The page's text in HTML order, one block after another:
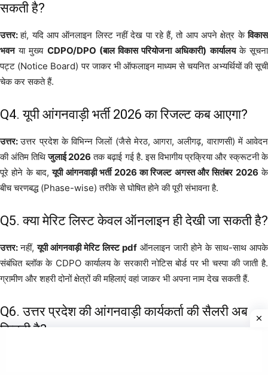
सकती है?
उत्तर:हां, यदि आप ऑनलाइन लिस्ट नहीं देख पा रहे हैं, तो आप अपने क्षेत्र केविकास
भवनया मुख्य CDPO/DPO (बाल विकास परियोजना अधिकारी) कार्यालयके सूचना
पट्ट (Notice Board) पर जाकर भी ऑफलाइन माध्यम से चयनित अभ्यर्थियों की सूची
चेक कर सकते हैं.
Q4. यूपी आंगनवाड़ी भर्ती 2026 का रिजल्ट कब आएगा?
उत्तर:उत्तर प्रदेश के विभिन्न जिलों (जैसे मेरठ, आगरा, अलीगढ़, वाराणसी) में आवेदन
की अंतिम तिथिजुलाई 2026 तक बढ़ाई गई है. इस विभागीय प्रक्रिया और स्क्रूटनी के
पूरे होने के बाद,यूपी आंगनवाड़ी भर्ती 2026 का रिजल्ट अगस्त और सितंबर 2026 के
बीच चरणबद्ध (Phase-wise) तरीके से घोषित होने की पूरी संभावना है.
Q5. क्या मेरिट लिस्ट केवल ऑनलाइन ही देखी जा सकती है?
उत्तर:नहीं,यूपी आंगनवाड़ी मेरिट लिस्ट pdf ऑनलाइन जारी होने के साथ-साथ आपके
संबंधित ब्लॉक के CDPO कार्यालय के सरकारी नोटिस बोर्ड पर भी चस्पा की जाती है.
ग्रामीण और शहरी दोनों क्षेत्रों की महिलाएं वहां जाकर भी अपना नाम देख सकती हैं.
Q6. उत्तर प्रदेश की आंगनवाड़ी कार्यकर्ता की सैलरी अब
कितनी है?